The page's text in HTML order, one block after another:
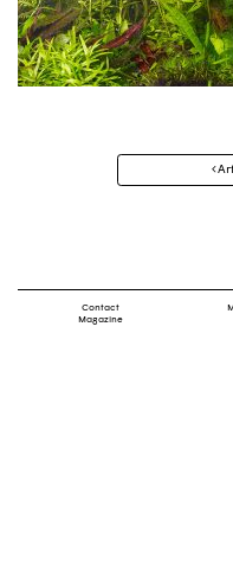
Navigation
Contact
Magazine